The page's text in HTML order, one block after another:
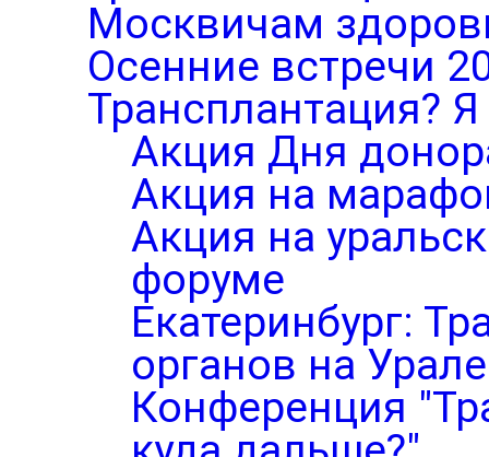
Москвичам
Осенние встречи
Трансплантация?
Акция Дня
Акция на
Акция на
форуме
Екатеринбург:
органов на Урале
Конференция